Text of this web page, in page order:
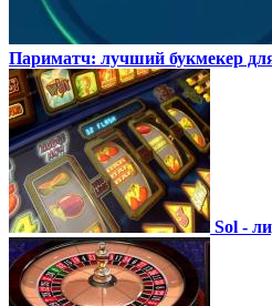
Париматч: лучший букмекер
Sol -